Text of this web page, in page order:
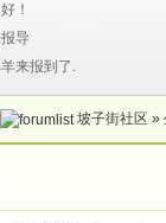
！
导
来报到了.
坡子街社区 »